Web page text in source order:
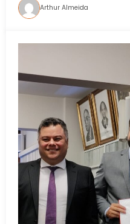
Arthur Almeida